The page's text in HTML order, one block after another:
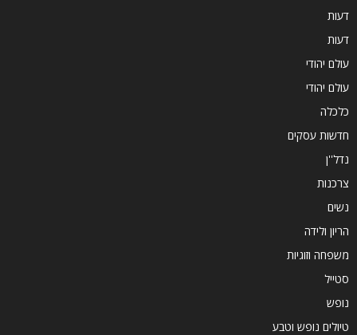
דעות
דעות
עולם יהודי
עולם יהודי
כלכלה
חדשות עסקים
נדל''ן
צרכנות
נשים
הריון ולידה
משפחה וזוגיות
סטייל
נופש
טיולים נופש וטבע